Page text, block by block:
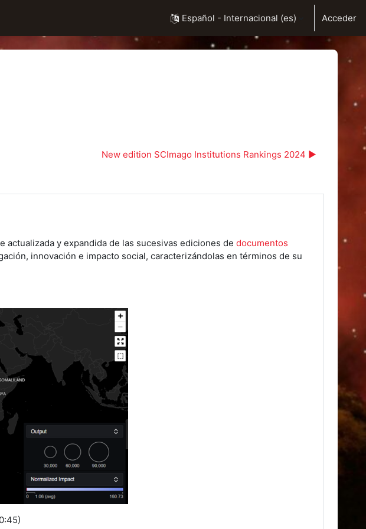
Español - Internacional ‎(es)‎ Acceder
New edition SCImago Institutions Rankings 2024 ▶︎
actualizada y expandida de las sucesivas ediciones de documentos
innovación e impacto social, caracterizándolas en términos de su